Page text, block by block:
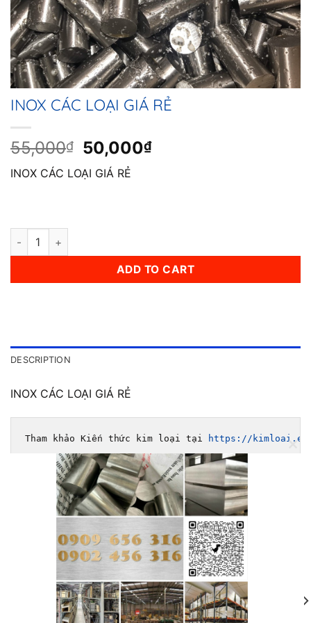
INOX CÁC LOẠI GIÁ RẺ
55,000₫
Original
price
was:
50,000₫Current
INOX CÁC LOẠI GIÁ RẺ
INOX CÁC LOẠI GIÁ RẺ quantity
ADD TO CART
DESCRIPTION
INOX CÁC LOẠI GIÁ RẺ
Tham khảo Kiến thức kim loại tại https://
Đặt hàng online tại: https://chokimloai.com/
0902456316
Inox 420j2 Láp 420j2
Jan
CLOSE
THIS
MODULE